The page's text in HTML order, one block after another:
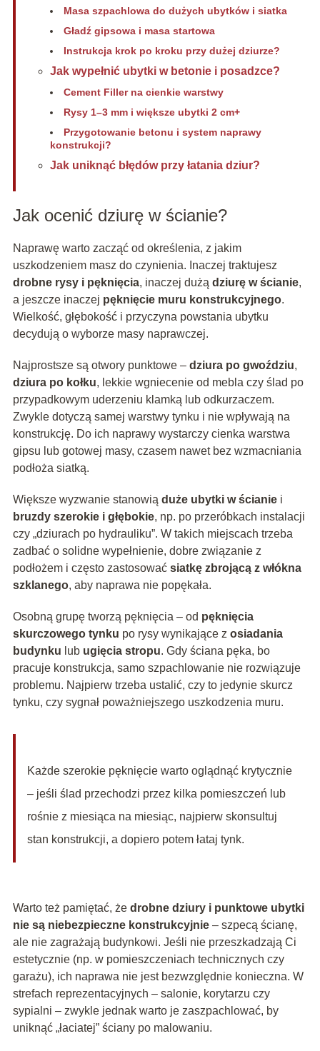
Masa szpachlowa do dużych ubytków i siatka
Gładź gipsowa i masa startowa
Instrukcja krok po kroku przy dużej dziurze?
Jak wypełnić ubytki w betonie i posadzce?
Cement Filler na cienkie warstwy
Rysy 1–3 mm i większe ubytki 2 cm+
Przygotowanie betonu i system naprawy
konstrukcji?
Jak uniknąć błędów przy łatania dziur?
Jak ocenić dziurę w ścianie?
Naprawę warto zacząć od określenia, z jakim
uszkodzeniem masz do czynienia. Inaczej traktujesz
drobne rysy i pęknięcia, inaczej dużą dziurę w ścianie,
a jeszcze inaczej pęknięcie muru konstrukcyjnego.
Wielkość, głębokość i przyczyna powstania ubytku
decydują o wyborze masy naprawczej.
Najprostsze są otwory punktowe – dziura po gwoździu,
dziura po kołku, lekkie wgniecenie od mebla czy ślad po
przypadkowym uderzeniu klamką lub odkurzaczem.
Zwykle dotyczą samej warstwy tynku i nie wpływają na
konstrukcję. Do ich naprawy wystarczy cienka warstwa
gipsu lub gotowej masy, czasem nawet bez wzmacniania
podłoża siatką.
Większe wyzwanie stanowią duże ubytki w ścianiei
bruzdy szerokie i głębokie, np. po przeróbkach instalacji
czy „dziurach po hydrauliku”. W takich miejscach trzeba
zadbać o solidne wypełnienie, dobre związanie z
podłożem i często zastosować siatkę zbrojącą z włókna
szklanego, aby naprawa nie popękała.
Osobną grupę tworzą pęknięcia – od pęknięcia
skurczowego tynku po rysy wynikające z osiadania
budynku lub ugięcia stropu. Gdy ściana pęka, bo
pracuje konstrukcja, samo szpachlowanie nie rozwiązuje
problemu. Najpierw trzeba ustalić, czy to jedynie skurcz
tynku, czy sygnał poważniejszego uszkodzenia muru.
Każde szerokie pęknięcie warto oglądnąć krytycznie
– jeśli ślad przechodzi przez kilka pomieszczeń lub
rośnie z miesiąca na miesiąc, najpierw skonsultuj
stan konstrukcji, a dopiero potem łataj tynk.
Warto też pamiętać, że drobne dziury i punktowe ubytki
nie są niebezpieczne konstrukcyjnie– szpecą ścianę,
ale nie zagrażają budynkowi. Jeśli nie przeszkadzają Ci
estetycznie (np. w pomieszczeniach technicznych czy
garażu), ich naprawa nie jest bezwzględnie konieczna. W
strefach reprezentacyjnych – salonie, korytarzu czy
sypialni – zwykle jednak warto je zaszpachlować, by
uniknąć „łaciatej” ściany po malowaniu.